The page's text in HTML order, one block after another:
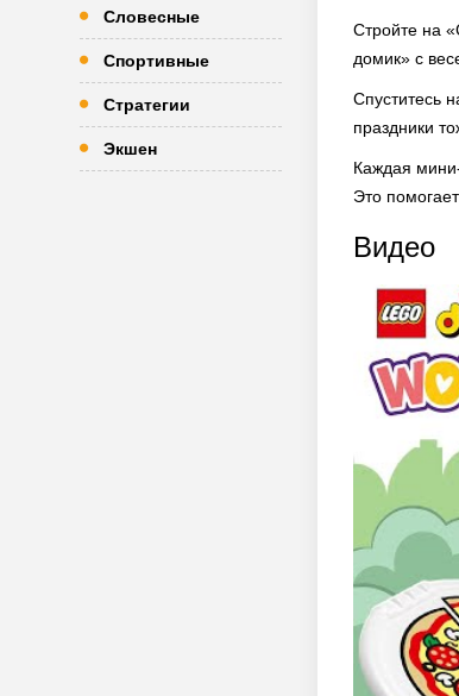
Словесные
Спортивные
Стратегии
Экшен
Стройте на
домик» с
Спуститесь
праздники
Каждая
Это
Видео